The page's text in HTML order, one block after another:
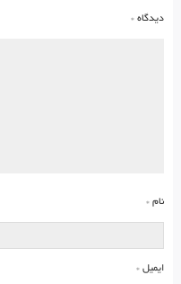
دیدگاه *
نام *
ایمیل *